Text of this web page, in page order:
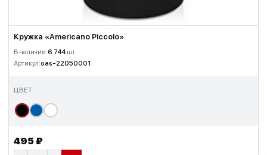
Кружка «Americano Piccolo»
В наличии:6 744 шт.
Артикул:oas-22050001
ЦВЕТ
495 ₽